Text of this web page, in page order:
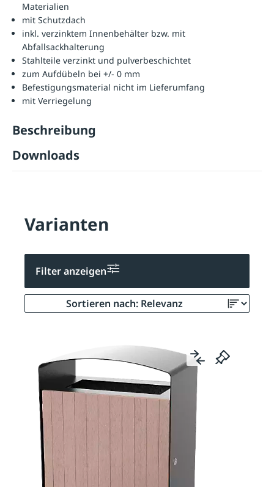
Materialien
mit Schutzdach
inkl. verzinktem Innenbehälter bzw. mit
Abfallsackhalterung
Stahlteile verzinkt und pulverbeschichtet
zum Aufdübeln bei +/- 0 mm
Befestigungsmaterial nicht im Lieferumfang
mit Verriegelung
Beschreibung
Downloads
Varianten
Filter anzeigen